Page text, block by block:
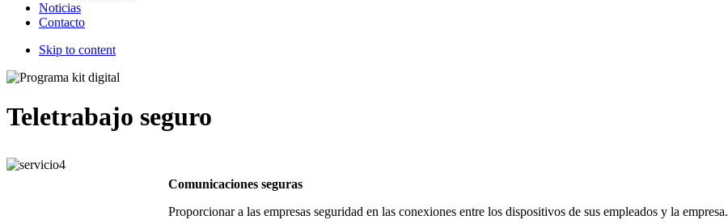
Noticias
Contacto
Skip to content
Teletrabajo seguro
Comunicaciones seguras
Proporcionar a las empresas seguridad en las conexiones entre los dispositivos de sus empleados y la empresa.